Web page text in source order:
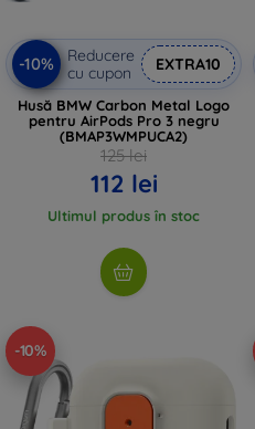
-10%
Reducere
cu cupon
EXTRA10
Husă BMW Carbon Metal Logo
pentru AirPods Pro 3 negru
(BMAP3WMPUCA2)
125 lei
112 lei
Ultimul produs în stoc
-10%